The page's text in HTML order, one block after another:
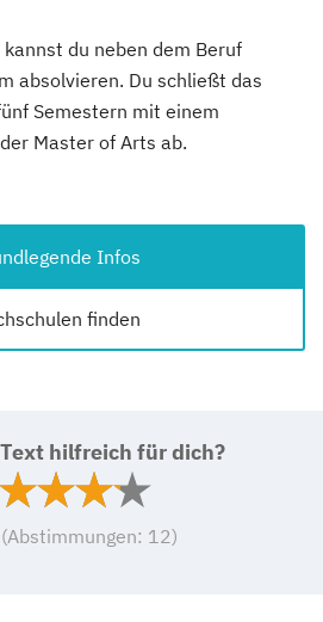
du neben dem Beruf
absolvieren. Du schließt das
Semestern mit einem
Master of Arts ab.
Infos
finden
hilfreich für dich?
12)